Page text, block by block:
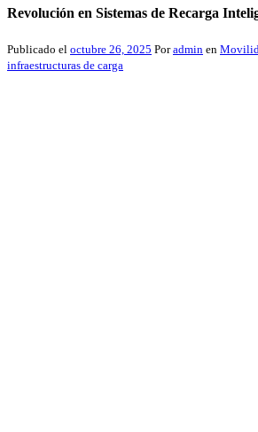
Revolución en Sistemas de Recarga
Publicado el octubre 26, 2025 Poradmin en
infraestructuras de carga